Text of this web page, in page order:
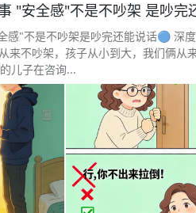
与孩子对话 · 深度故事 "安
感"不是不吵架是吵完还能说话🔵
来不吵架，孩子从小到大，我们俩
儿子在咨询...